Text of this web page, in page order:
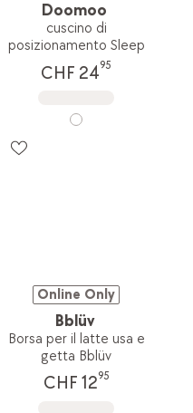
Doomoo
cuscino di
posizionamento Sleep
CHF 2495
Online Only
Bblüv
Borsa per il latte usa e
getta Bblüv
CHF 1295